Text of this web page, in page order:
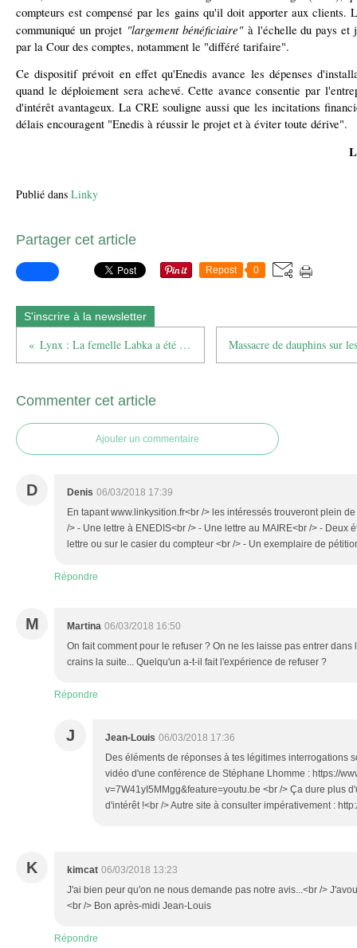
compteurs est compensé par les gains qu'il doit apporter aux clients.
communiqué un projet "largement bénéficiaire"à l'échelle du pays et
par la Cour des comptes, notamment le "différé tarifaire".
Ce dispositif prévoit en effet qu'Enedis avance les dépenses
quand le déploiement sera achevé. Cette avance consentie par
d'intérêt avantageux. La CRE souligne aussi que les incitations
délais encouragent "Enedis à réussir le projet et à éviter toute dérive".
Publié dans Linky
Partager cet article
Repost 0
S'inscrire à la newsletter
Lynx : La femelle Labka a été retrouvée morte
Commenter cet article
Ajouter un commentaire
D Denis 06/03/2018 17:39
En tapant www.linkysition.fr<br /> les intéressés trouveront plein
/> - Une lettre à ENEDIS<br /> - Une lettre au MAIRE<br /> - Deux
lettre ou sur le casier du compteur <br /> - Un exemplaire de
Répondre
M Martina 06/03/2018 16:50
On fait comment pour le refuser ? On ne les laisse pas entrer
crains la suite... Quelqu'un a-t-il fait l'expérience de refuser ?
Répondre
J Jean-Louis 06/03/2018 17:36
Des éléments de réponses à tes légitimes interrogations
vidéo d'une conférence de Stéphane Lhomme : https://
v=7W41yI5MMgg&feature=youtu.be <br /> Ça dure plus
d'intérêt !<br /> Autre site à consulter impérativement :
K kimcat 06/03/2018 13:23
J'ai bien peur qu'on ne nous demande pas notre avis...<br />
<br /> Bon après-midi Jean-Louis
Répondre